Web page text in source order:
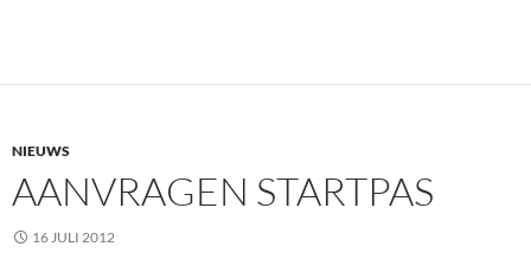
NIEUWS
AANVRAGEN STARTPAS
16 JULI 2012